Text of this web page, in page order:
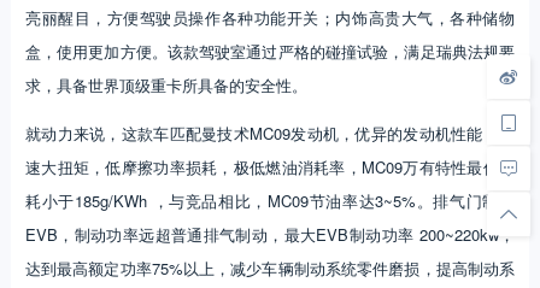
亮丽醒目，方便驾驶员操作各种功能开关；内饰高贵大气，各种储物
盒，使用更加方便。该款驾驶室通过严格的碰撞试验，满足瑞典法规要
求，具备世界顶级重卡所具备的安全性。
就动力来说，这款车匹配曼技术MC09发动机，优异的发动机性能，低
速大扭矩，低摩擦功率损耗，极低燃油消耗率，MC09万有特性最低油
耗小于185g/KWh ，与竞品相比，MC09节油率达3~5%。排气门制动
EVB，制动功率远超普通排气制动，最大EVB制动功率 200~220kw，
达到最高额定功率75%以上，减少车辆制动系统零件磨损，提高制动系